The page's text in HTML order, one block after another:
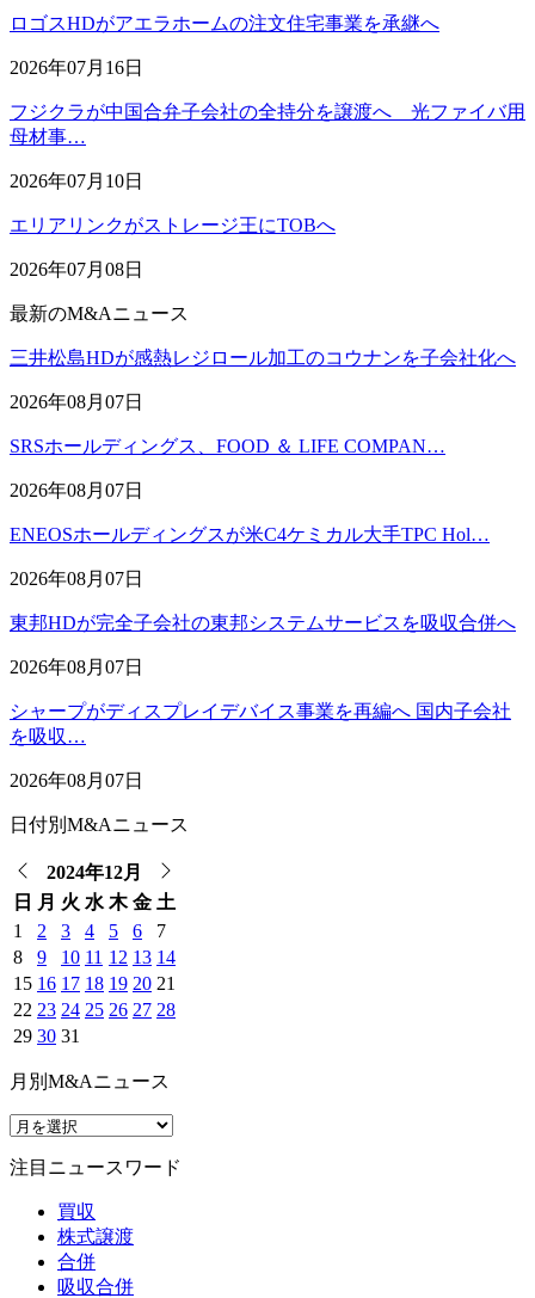
ロゴスHDがアエラホームの注文住宅事業を承継へ
2026年07月16日
フジクラが中国合弁子会社の全持分を譲渡へ 光ファイバ用
母材事…
2026年07月10日
エリアリンクがストレージ王にTOBへ
2026年07月08日
最新のM&Aニュース
三井松島HDが感熱レジロール加工のコウナンを子会社化へ
2026年08月07日
SRSホールディングス、FOOD ＆ LIFE COMPAN…
2026年08月07日
ENEOSホールディングスが米C4ケミカル大手TPC Hol…
2026年08月07日
東邦HDが完全子会社の東邦システムサービスを吸収合併へ
2026年08月07日
シャープがディスプレイデバイス事業を再編へ 国内子会社
を吸収…
2026年08月07日
日付別M&Aニュース
2024年12月
日
月 火 水 木 金 土
1
2 3 4 5 6
7
8
9 10 11 12 13 14
15 16 17 18 19 20 21
22 23 24 25 26 27 28
29 30 31
月別M&Aニュース
注目ニュースワード
買収
株式譲渡
合併
吸収合併